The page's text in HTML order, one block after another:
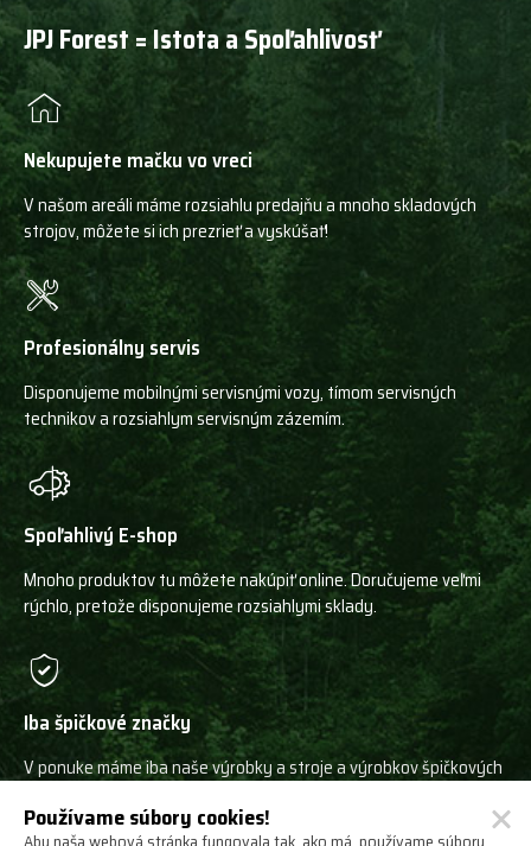
JPJ Forest = Istota a Spoľahlivosť
Nekupujete mačku vo vreci
V našom areáli máme rozsiahlu predajňu a mnoho skladových
strojov, môžete si ich prezrieť a vyskúšať!
Profesionálny servis
Disponujeme mobilnými servisnými vozy, tímom servisných
technikov a rozsiahlym servisným zázemím.
Spoľahlivý E-shop
Mnoho produktov tu môžete nakúpiť online. Doručujeme veľmi
rýchlo, pretože disponujeme rozsiahlymi sklady.
Iba špičkové značky
V ponuke máme iba naše výrobky a stroje a výrobkov špičkových
Používame súbory cookies!